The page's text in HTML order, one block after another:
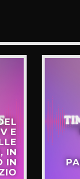
E
IN
IN